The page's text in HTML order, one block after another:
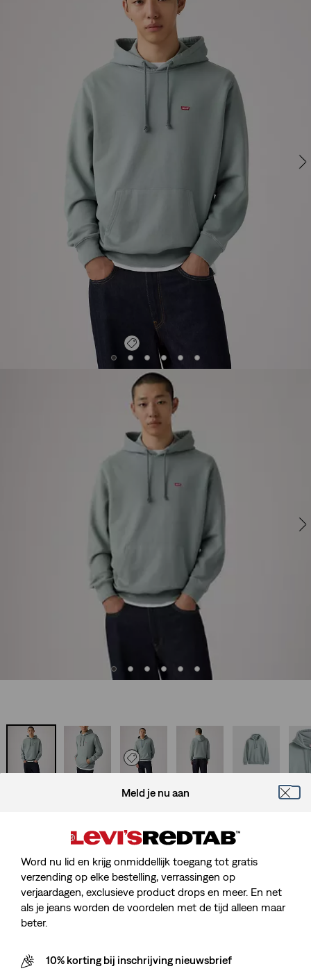
is
€ 32,50 Original
Price
Was
€ 64,95
Gratis verzendingvoor Red Tab™ Members
Sale
price
is
€ 32,50 Original
Price
€ 64,95
S M L XL 2XL
Meld je nu aan
Word nu lid en krijg onmiddellijk toegang tot gratis
verzending op elke bestelling, verrassingen op
verjaardagen, exclusieve product drops en meer. En net
als je jeans worden de voordelen met de tijd alleen maar
beter.
10% korting bij inschrijving nieuwsbrief